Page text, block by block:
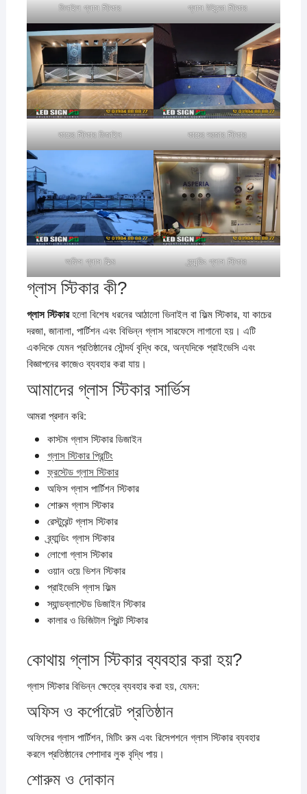
ভিনাইল গ্লাস স্টিকার গ্লাস উইন্ডো স্টিকার
কাচের স্টিকার ডিজাইন কাচের দরজার স্টিকার
অফিস গ্লাস ফিল্ম ব্র্যান্ডিং গ্লাস স্টিকার
গ্লাস স্টিকার কী?
গ্লাস স্টিকারহলো বিশেষ ধরনের আঠালো ভিনাইল বা ফিল্ম স্টিকার, যা কাচের
দরজা, জানালা, পার্টিশন এবং বিভিন্ন গ্লাস সারফেসে লাগানো হয়। এটি
একদিকে যেমন প্রতিষ্ঠানের সৌন্দর্য বৃদ্ধি করে, অন্যদিকে প্রাইভেসি এবং
বিজ্ঞাপনের কাজেও ব্যবহার করা যায়।
আমাদের গ্লাস স্টিকার সার্ভিস
আমরা প্রদান করি:
কাস্টম গ্লাস স্টিকার ডিজাইন
গ্লাস স্টিকার প্রিন্টিং
ফ্রস্টেড গ্লাস স্টিকার
অফিস গ্লাস পার্টিশন স্টিকার
শোরুম গ্লাস স্টিকার
রেস্টুরেন্ট গ্লাস স্টিকার
ব্র্যান্ডিং গ্লাস স্টিকার
লোগো গ্লাস স্টিকার
ওয়ান ওয়ে ভিশন স্টিকার
প্রাইভেসি গ্লাস ফিল্ম
স্যান্ডব্লাস্টেড ডিজাইন স্টিকার
কালার ও ডিজিটাল প্রিন্ট স্টিকার
কোথায় গ্লাস স্টিকার ব্যবহার করা হয়?
গ্লাস স্টিকার বিভিন্ন ক্ষেত্রে ব্যবহার করা হয়, যেমন:
অফিস ও কর্পোরেট প্রতিষ্ঠান
অফিসের গ্লাস পার্টিশন, মিটিং রুম এবং রিসেপশনে গ্লাস স্টিকার ব্যবহার
করলে প্রতিষ্ঠানের পেশাদার লুক বৃদ্ধি পায়।
শোরুম ও দোকান